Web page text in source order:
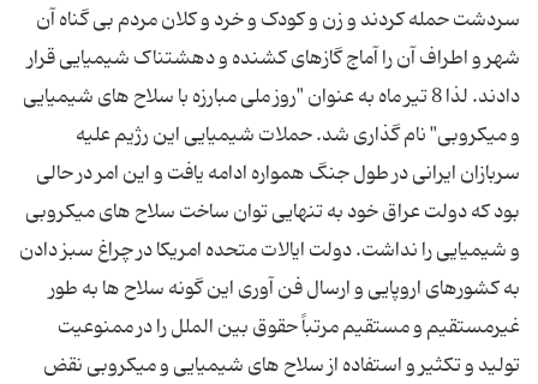
سردشت حمله کردند و زن و کودک و خرد و کلان مردم بی گناه آن
شهر و اطراف آن را آماج گازهای کشنده و دهشتناک شیمیایی قرار
دادند. لذا 8 تیر ماه به عنوان "روز ملی مبارزه با سلاح های شیمیایی
و میکروبی" نام گذاری شد. حملات شیمیایی این رژیم علیه
سربازان ایرانی در طول جنگ همواره ادامه یافت و این امر در حالی
بود که دولت عراق خود به تنهایی توان ساخت سلاح های میکروبی
و شیمیایی را نداشت. دولت ایالات متحده امریکا در چراغ سبز دادن
به کشورهای اروپایی و ارسال فن آوری این گونه سلاح ها به طور
غیرمستقیم و مستقیم مرتباً حقوق بین الملل را در ممنوعیت
تولید و تکثیر و استفاده از سلاح های شیمیایی و میکروبی نقض